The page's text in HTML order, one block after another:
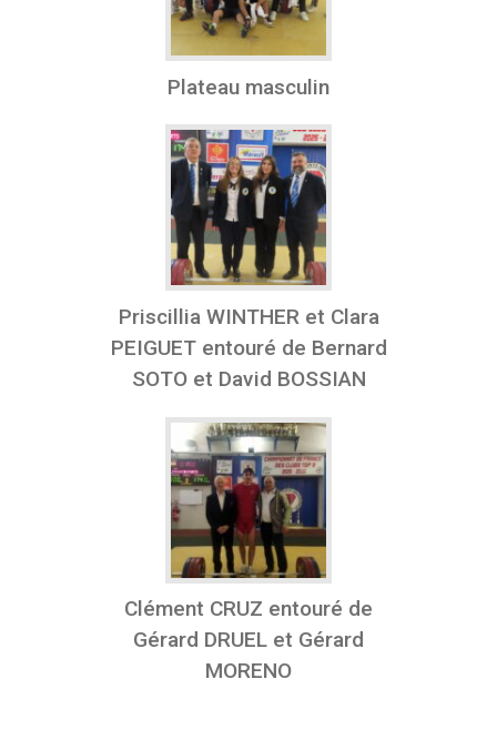
Plateau masculin
Priscillia WINTHER et Clara
PEIGUET entouré de Bernard
SOTO et David BOSSIAN
Clément CRUZ entouré de
Gérard DRUEL et Gérard
MORENO